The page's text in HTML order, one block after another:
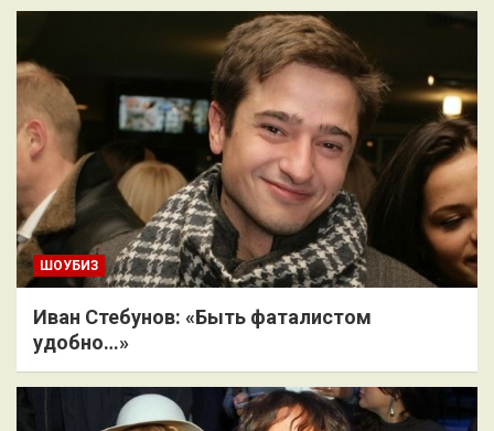
ШОУБИЗ
Иван Стебунов: «Быть фаталистом
удобно…»